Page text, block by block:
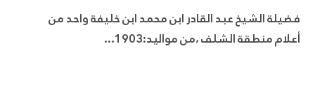
فضيلة الشيخ عبد القادر ابن محمد ابن خليفة واحد من
أعلام منطقة الشلف ،من مواليد:1903...